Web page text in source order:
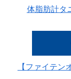
体脂肪計タ
【ファイテン